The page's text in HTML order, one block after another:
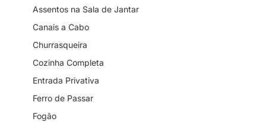
Assentos na Sala de Jantar
Canais a Cabo
Churrasqueira
Cozinha Completa
Entrada Privativa
Ferro de Passar
Fogão